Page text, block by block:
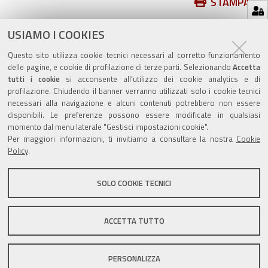
USIAMO I COOKIES
Questo sito utilizza cookie tecnici necessari al corretto funzionamento
delle pagine, e cookie di profilazione di terze parti. Selezionando Accetta
tutti i cookiesi acconsente all’utilizzo dei cookie analytics e di
profilazione. Chiudendo il banner verranno utilizzati solo i cookie tecnici
necessari alla navigazione e alcuni contenuti potrebbero non essere
disponibili. Le preferenze possono essere modificate in qualsiasi
momento dal menu laterale "Gestisci impostazioni cookie".
Per maggiori informazioni, ti invitiamo a consultare la nostra Cookie
Policy.
SOLO COOKIE TECNICI
ACCETTA TUTTO
PERSONALIZZA
sul
documento
ultima modifica
Valuta questo sito
Sito istituzionale Comune di Zola Predosa
Privacy policy|DPO|Accessibilità